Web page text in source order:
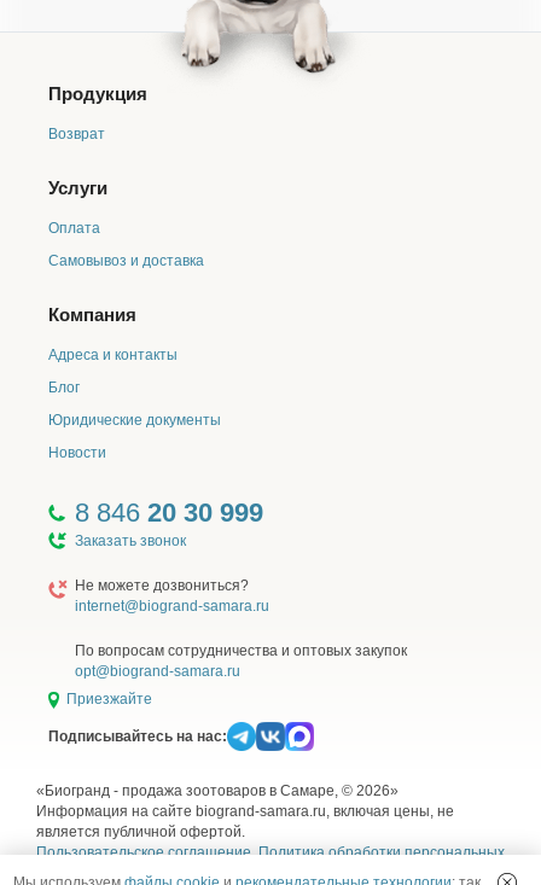
Продукция
Возврат
Услуги
Оплата
Самовывоз и доставка
Компания
Адреса и контакты
Блог
Юридические документы
Новости
8 846 20 30 999
Заказать звонок
Не можете дозвониться?
internet@biogrand-samara.ru
По вопросам сотрудничества и оптовых закупок
opt@biogrand-samara.ru
Приезжайте
Подписывайтесь на нас:
«Биогранд - продажа зоотоваров в Самаре, © 2026»
Информация на сайте biogrand-samara.ru, включая цены, не
является публичной офертой.
Пользовательское соглашение,Политика обработки персональных
Согласие на обработку персональных данных